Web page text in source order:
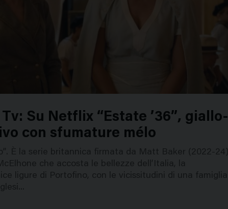
Su Netflix “Estate ’36”, giallo-
con sfumature mélo